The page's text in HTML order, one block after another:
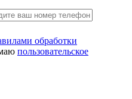
обработки
пользовательское